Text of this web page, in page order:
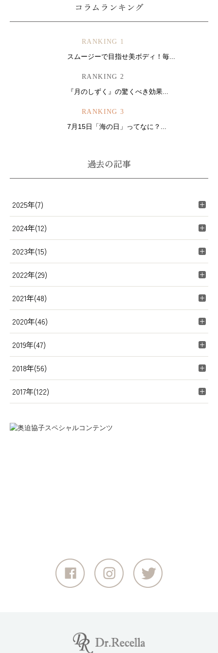
コラムランキング
RANKING 1
スムージーで目指せ美ボディ！毎...
RANKING 2
『月のしずく』の驚くべき効果...
RANKING 3
7月15日「海の日」ってなに？...
過去の記事
2025年(7)
2024年(12)
2023年(15)
2022年(29)
2021年(48)
2020年(46)
2019年(47)
2018年(56)
2017年(122)